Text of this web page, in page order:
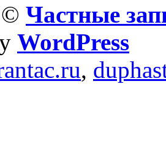
© Частные
WordPress
,